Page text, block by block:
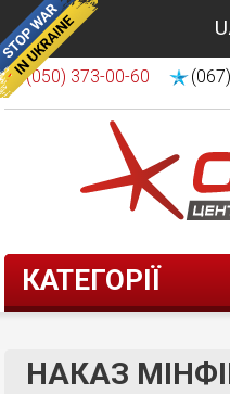
(050) 373-00-60
КАТЕГОРІЇ
НАКАЗ